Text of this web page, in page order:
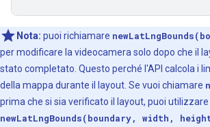
Nota: puoi richiamare
per modificare la videocamera solo dopo che il
stato completato. Questo perché l'API calcola i
della mappa durante il layout. Se vuoi chiamare
prima che si sia verificato il layout, puoi utilizzare
newLatLngBounds(boundary, width,